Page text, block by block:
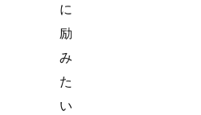
に
励
み
た
い